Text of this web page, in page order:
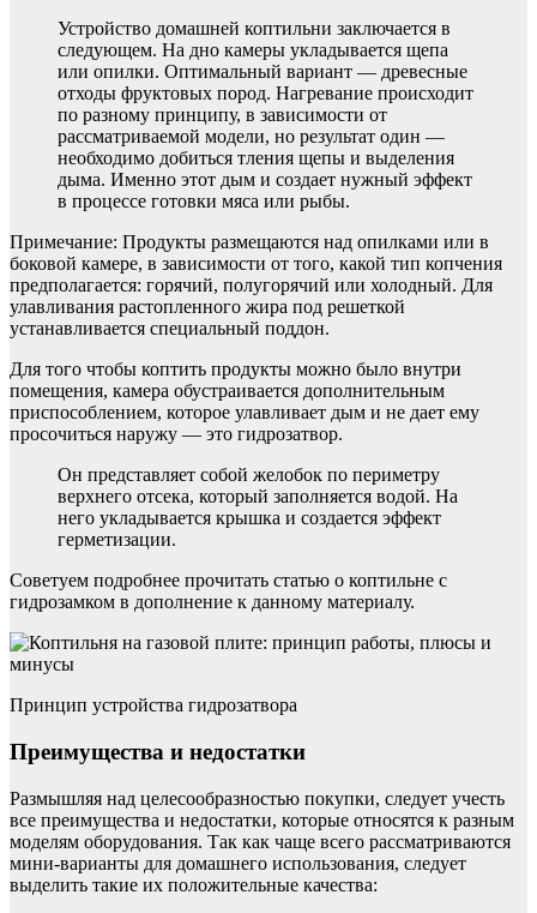
Устройство домашней коптильни заключается в
следующем. На дно камеры укладывается щепа
или опилки. Оптимальный вариант — древесные
отходы фруктовых пород. Нагревание происходит
по разному принципу, в зависимости от
рассматриваемой модели, но результат один —
необходимо добиться тления щепы и выделения
дыма. Именно этот дым и создает нужный эффект
в процессе готовки мяса или рыбы.
Примечание: Продукты размещаются над опилками или в
боковой камере, в зависимости от того, какой тип копчения
предполагается: горячий, полугорячий или холодный. Для
улавливания растопленного жира под решеткой
устанавливается специальный поддон.
Для того чтобы коптить продукты можно было внутри
помещения, камера обустраивается дополнительным
приспособлением, которое улавливает дым и не дает ему
просочиться наружу — это гидрозатвор.
Он представляет собой желобок по периметру
верхнего отсека, который заполняется водой. На
него укладывается крышка и создается эффект
герметизации.
Советуем подробнее прочитать статью о коптильне с
гидрозамком в дополнение к данному материалу.
Принцип устройства гидрозатвора
Преимущества и недостатки
Размышляя над целесообразностью покупки, следует учесть
все преимущества и недостатки, которые относятся к разным
моделям оборудования. Так как чаще всего рассматриваются
мини-варианты для домашнего использования, следует
выделить такие их положительные качества: